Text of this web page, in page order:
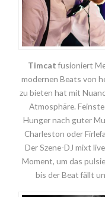
Timcatfusioniert
modernen Beats von
zu bieten hat mit
Atmosphäre.
Hunger nach guter
Charleston oder
Der Szene-DJ mixt
Moment, um das
bis der Beat fällt